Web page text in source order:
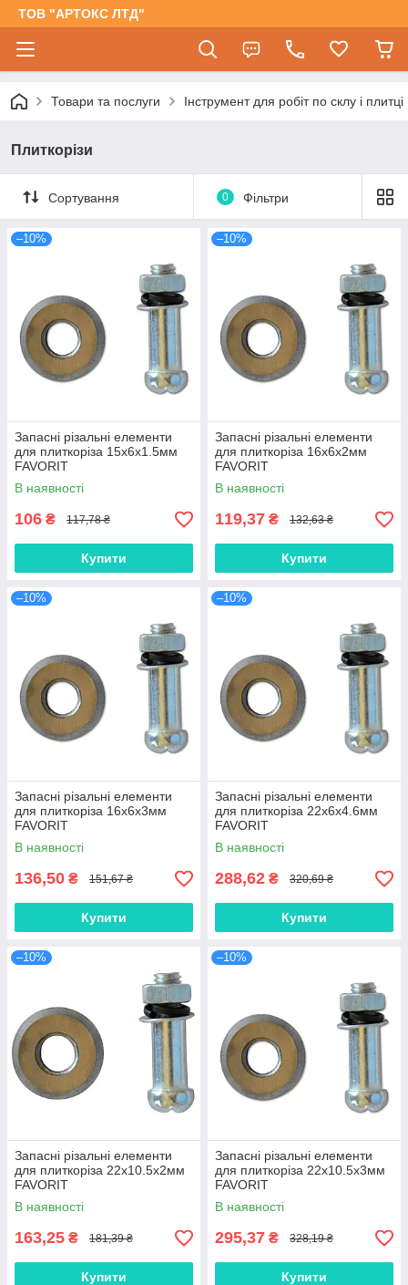
ТОВ "АРТОКС ЛТД"
Товари та послуги Інструмент для робіт по склу і плитці
Плиткорізи
Сортування 0 Фільтри
–10%
Запасні різальні елементи
для плиткоріза 15х6х1.5мм
FAVORIT
В наявності
106 ₴ 117,78 ₴
Купити
–10%
Запасні різальні елементи
для плиткоріза 16х6х2мм
FAVORIT
В наявності
119,37 ₴ 132,63 ₴
Купити
–10%
Запасні різальні елементи
для плиткоріза 16х6х3мм
FAVORIT
В наявності
136,50 ₴ 151,67 ₴
Купити
–10%
Запасні різальні елементи
для плиткоріза 22х6х4.6мм
FAVORIT
В наявності
288,62 ₴ 320,69 ₴
Купити
–10%
Запасні різальні елементи
для плиткоріза 22х10.5х2мм
FAVORIT
В наявності
163,25 ₴ 181,39 ₴
Купити
–10%
Запасні різальні елементи
для плиткоріза 22х10.5х3мм
FAVORIT
В наявності
295,37 ₴ 328,19 ₴
Купити